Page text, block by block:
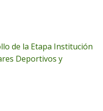
de la Etapa Institución
Deportivos y